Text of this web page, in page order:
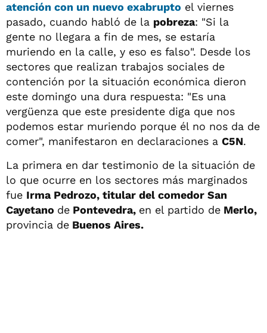
atención con un nuevo exabrupto el viernes
pasado, cuando habló de la pobreza: "Si la
gente no llegara a fin de mes, se estaría
muriendo en la calle, y eso es falso". Desde los
sectores que realizan trabajos sociales de
contención por la situación económica dieron
este domingo una dura respuesta: "Es una
vergüenza que este presidente diga que nos
podemos estar muriendo porque él no nos da de
comer", manifestaron en declaraciones a C5N.
La primera en dar testimonio de la situación de
lo que ocurre en los sectores más marginados
fue Irma Pedrozo, titular del comedor San
Cayetano de Pontevedra, en el partido de Merlo,
provincia de Buenos Aires.